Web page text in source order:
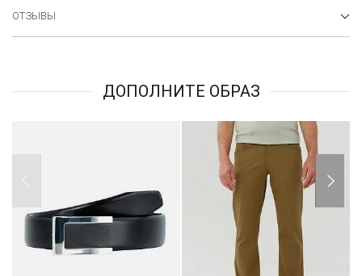
ОТЗЫВЫ
ДОПОЛНИТЕ ОБРАЗ